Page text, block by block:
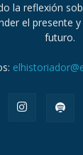
la reflexión
el presente
futuro.